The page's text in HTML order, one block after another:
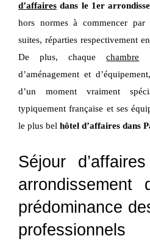
d’affaires dans le 1er
hors normes à commencer
suites, réparties respectivement
De plus, chaquechambre
d’aménagement et
d’un moment vraiment
typiquement française et ses
le plus bel hôtel d’affaires dans
Séjour
prédominance
professionnels